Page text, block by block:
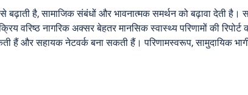
बढ़ाती है, सामाजिक संबंधों और भावनात्मक समर्थन को बढ़ावा देती है।
वरिष्ठ नागरिक अक्सर बेहतर मानसिक स्वास्थ्य परिणामों की
और सहायक नेटवर्क बना सकती हैं। परिणामस्वरूप, सामुदायिक